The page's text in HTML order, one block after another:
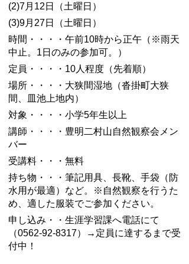
(2)7月12日（土曜日）
(3)9月27日（土曜日）
時間・・・・午前10時から正午（※雨天
中止。1日のみの参加可。）
定員・・・・10人程度（先着順）
場所・・・・大狭間湿地（沓掛町大狭
間、皿池上地内）
対象・・・・小学5年生以上
講師・・・・豊明二村山自然観察会メン
バー
受講料・・・無料
持ち物・・・筆記用具、長靴、手袋（防
水用が最適）など。※自然観察を行うた
め、適した服装でご参加ください。
申し込み・・生涯学習課へ電話にて
（0562-92-8317）→定員に達するまで受
付中！